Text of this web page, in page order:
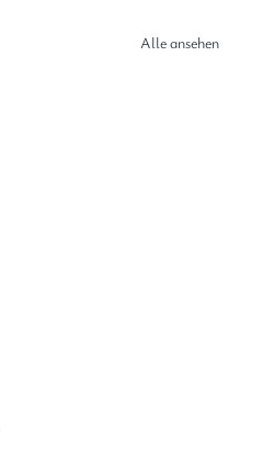
Alle ansehen
: Hanna Veiler,